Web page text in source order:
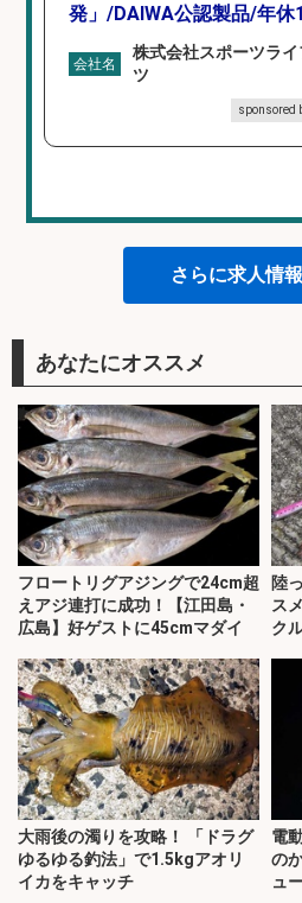
発」/DAIWA公認製品/年休
会社名
株式会社スポーツラ
ツ
sponsored
さらに求人情
あなたにオススメ
フロートリグアジングで24cm超
えアジ連打に成功！【江田島・
広島】好ゲストに45cmマダイ
陸
ス
ク
大雨後の濁りを攻略！ 「ドラグ
ゆるゆる釣法」で1.5kgアオリ
イカをキャッチ
電
の
ュ